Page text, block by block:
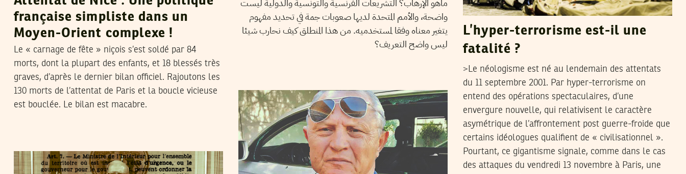
ماهو الإرهاب؟ التشريعات الفرنسية والتونسية والدولية ليست
واضحة، والأمم المتحدة لديها صعوبات جمة في تحديد مفهوم
يتغير معناه وفقا لمستخدميه. من هذا المنطلق كيف نحارب شيئا
ليس واضح التعريف؟
française simpliste dans un
Moyen-Orient complexe !
Le « carnage de fête » niçois s’est soldé par 84
morts, dont la plupart des enfants, et 18 blessés très
graves, d’après le dernier bilan officiel. Rajoutons les
130 morts de l’attentat de Paris et la boucle vicieuse
est bouclée. Le bilan est macabre.
L’hyper-terrorisme est-il une
fatalité ?
>Le néologisme est né au lendemain des attentats
du 11 septembre 2001. Par hyper-terrorisme on
entend des opérations spectaculaires, d’une
envergure nouvelle, qui relativisent le caractère
asymétrique de l’affrontement post guerre-froide que
certains idéologues qualifient de « civilisationnel ».
Pourtant, ce gigantisme signale, comme dans le cas
des attaques du vendredi 13 novembre à Paris, une